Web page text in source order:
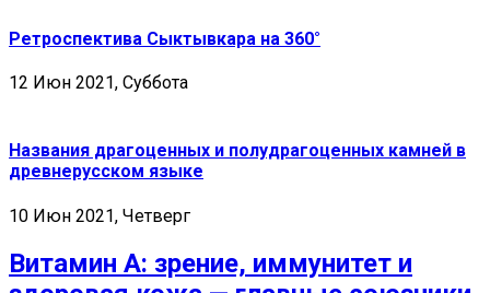
Ретроспектива Сыктывкара на 360°
12 Июн 2021, Суббота
Названия драгоценных и полудрагоценных камней в
древнерусском языке
10 Июн 2021, Четверг
Витамин А: зрение, иммунитет и